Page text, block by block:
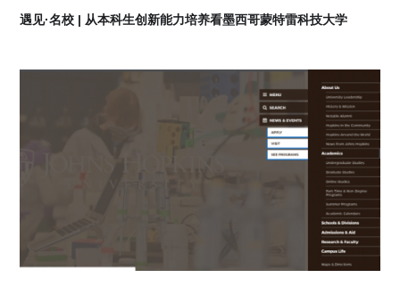
遇见·名校 | 从本科生创新能力培养看墨西哥蒙特雷科技大学